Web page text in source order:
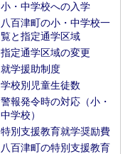
小・中学校への入学
八百津町の小・中学校一
覧と指定通学区域
指定通学区域の変更
就学援助制度
学校別児童生徒数
警報発令時の対応（小・
中学校）
特別支援教育就学奨励費
八百津町の特別支援教育